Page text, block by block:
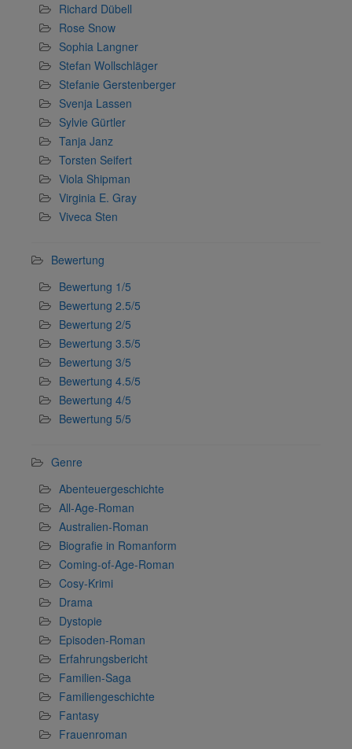
Richard Dübell
Rose Snow
Sophia Langner
Stefan Wollschläger
Stefanie Gerstenberger
Svenja Lassen
Sylvie Gürtler
Tanja Janz
Torsten Seifert
Viola Shipman
Virginia E. Gray
Viveca Sten
Bewertung
Bewertung 1/5
Bewertung 2.5/5
Bewertung 2/5
Bewertung 3.5/5
Bewertung 3/5
Bewertung 4.5/5
Bewertung 4/5
Bewertung 5/5
Genre
Abenteuergeschichte
All-Age-Roman
Australien-Roman
Biografie in Romanform
Coming-of-Age-Roman
Cosy-Krimi
Drama
Dystopie
Episoden-Roman
Erfahrungsbericht
Familien-Saga
Familiengeschichte
Fantasy
Frauenroman